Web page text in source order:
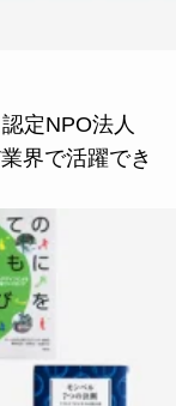
定NPO法人
界で活躍でき